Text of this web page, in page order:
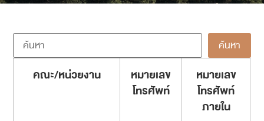
ค้นหา
คณะ/หน่วยงาน
หมายเลข
โทรศัพท์
หมายเลข
โทรศัพท์
ภายใน